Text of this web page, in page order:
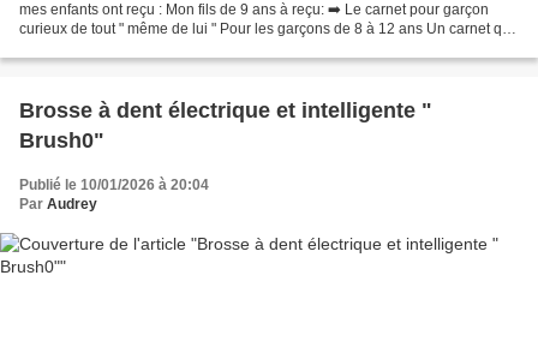
mes enfants ont reçu : Mon fils de 9 ans à reçu: ➡️ Le carnet pour garçon
curieux de tout " même de lui " Pour les garçons de 8 à 12 ans Un carnet qui
Brosse à dent électrique et intelligente "
Brush0"
Publié le 10/01/2026 à 20:04
Par Audrey